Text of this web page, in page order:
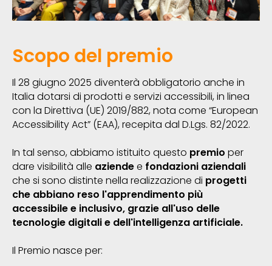
Scopo del premio
Il 28 giugno 2025 diventerà obbligatorio anche in
Italia dotarsi di prodotti e servizi accessibili, in linea
con la Direttiva (UE) 2019/882, nota come “European
Accessibility Act” (EAA), recepita dal D.Lgs. 82/2022.
In tal senso, abbiamo istituito questo premio per
dare visibilità alle aziendee fondazioni aziendali
che si sono distinte nella realizzazione di progetti
che abbiano reso l'apprendimento più
accessibile e inclusivo, grazie all'uso delle
tecnologie digitali e dell'intelligenza artificiale.
Il Premio nasce per: